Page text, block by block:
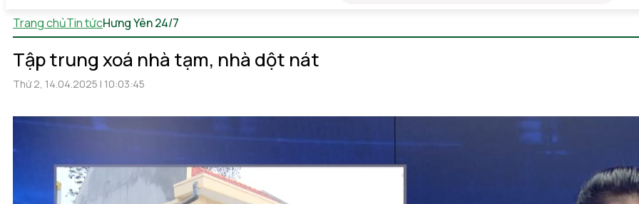
Trang chủTin tứcHưng Yên 24/7
Tập trung xoá nhà tạm, nhà dột nát
Thứ 2, 14.04.2025 | 10:03:45